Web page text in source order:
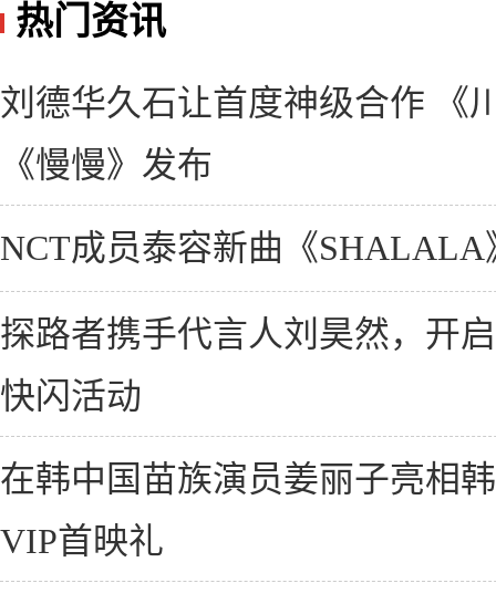
热门资讯
刘德华久石让首度神级合作 《
《慢慢》发布
NCT成员泰容新曲《SHALALA
探路者携手代言人刘昊然，开
快闪活动
在韩中国苗族演员姜丽子亮相
VIP首映礼